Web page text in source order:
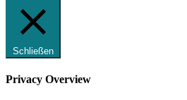
Schließen
Privacy Overview